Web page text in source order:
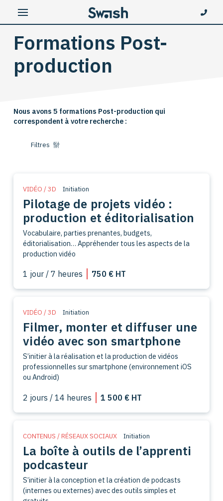
Formations Post-
production
Nous avons 5 formations Post-production qui
correspondent à votre recherche :
Filtres
VIDÉO / 3D Initiation
Pilotage de projets vidéo :
production et éditorialisation
Vocabulaire, parties prenantes, budgets,
éditorialisation… Appréhender tous les aspects de la
production vidéo
1 jour / 7 heures 750 € HT
VIDÉO / 3D Initiation
Filmer, monter et diffuser une
vidéo avec son smartphone
S’initier à la réalisation et la production de vidéos
professionnelles sur smartphone (environnement iOS
ou Android)
2 jours / 14 heures 1 500 € HT
CONTENUS / RÉSEAUX SOCIAUX Initiation
La boîte à outils de l’apprenti
podcasteur
S’initier à la conception et la création de podcasts
(internes ou externes) avec des outils simples et